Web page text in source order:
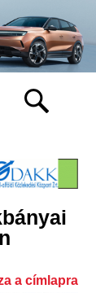
a címlapra